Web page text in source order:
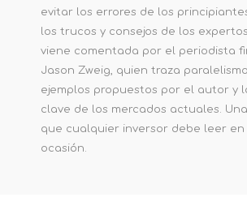
evitar los errores de los
los trucos y consejos de los
viene comentada por el periodista
Jason Zweig, quien traza
ejemplos propuestos por el autor y
clave de los mercados actuales.
que cualquier inversor debe leer en
ocasión.